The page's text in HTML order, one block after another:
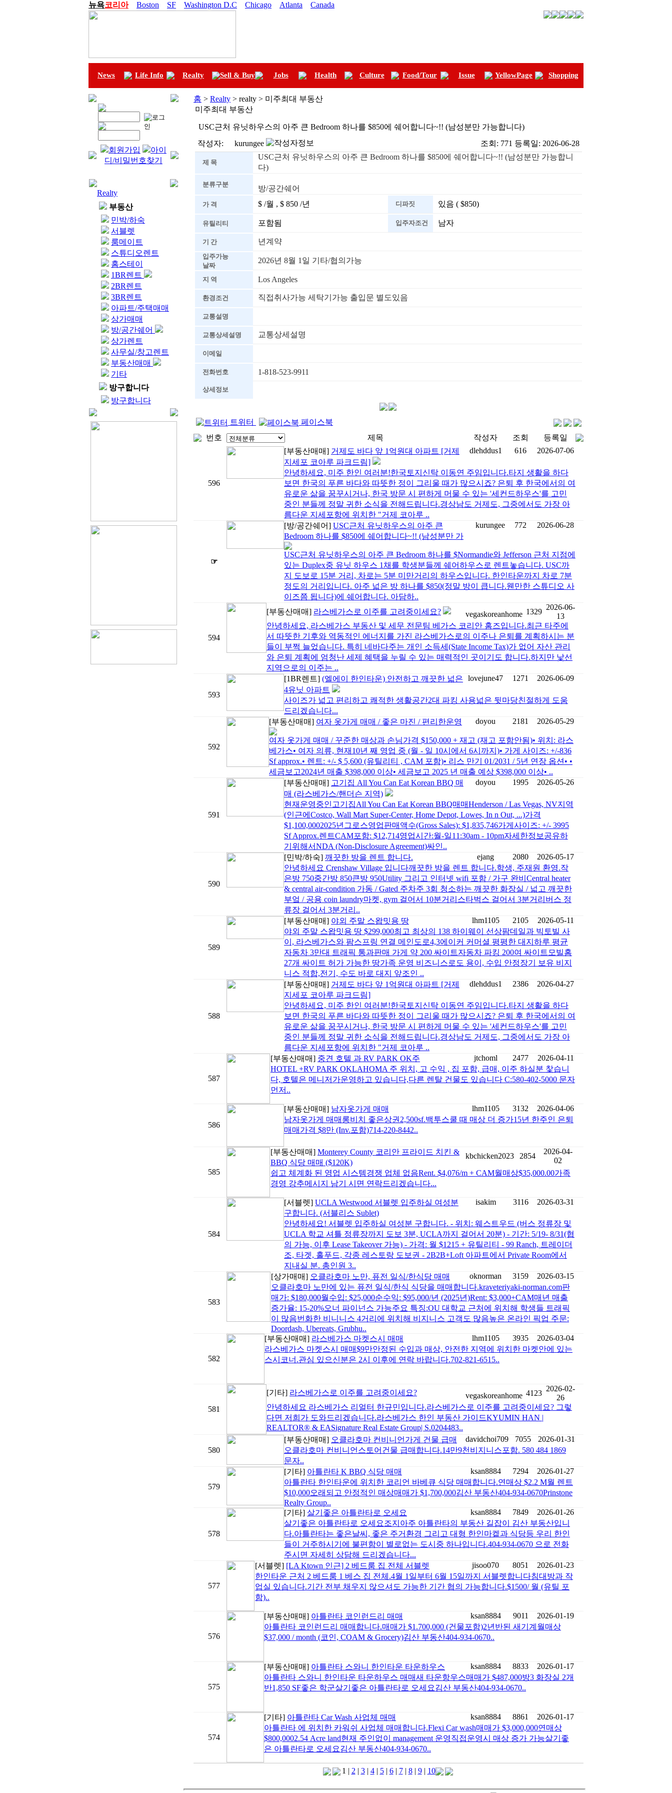
뉴욕코리아 Boston SF Washington D.C Chicago Atlanta Canada
News Life Info Realty Sell & Buy Jobs Health Culture Food/Tour Issue YellowPage Shopping
회원가입
아이
디/비밀번호찾기
Realty
부동산
민박/하숙
서블렛
룸메이트
스튜디오렌트
홈스테이
1BR렌트
2BR렌트
3BR렌트
아파트/주택매매
상가매매
방/공간쉐어
상가렌트
사무실/창고렌트
부동산매매
기타
방구합니다
방구합니다
홈 > Realty > realty > 미주최대 부동산
미주최대 부동산
USC근처 유닛하우스의 아주 큰 Bedroom 하나를 $850에 쉐어합니다~!! (남성분만 가능합니다)
작성자:
kurungee 조회: 771 등록일: 2026-06-28
제 목
USC근처 유닛하우스의 아주 큰 Bedroom 하나를 $850에 쉐어합니다~!! (남성분만 가능합니
다)
분류구분 방/공간쉐어
가 격 $ /월 , $ 850 /년 디파짓 있음 ( $850)
유틸리티 포함됨 입주자조건 남자
기 간 년계약
입주가능
날짜
2026년 8월 1일 기타/협의가능
지 역 Los Angeles
환경조건 직접취사가능 세탁기가능 출입문 별도있음
교통설명
교통상세설명 교통상세설명
이메일
전화번호 1-818-523-9911
상세정보
트위터
페이스북
번호
제목 작성자 조회 등록일
596
[부동산매매] 거제도 바다 앞 1억원대 아파트 [거제
지세포 코아루 파크드림]
dlehddus1 616 2026-07-06
안녕하세요, 미주 한인 여러분!한국토지신탁 이동연 주임입니다.타지 생활을 하다
보면 한국의 푸른 바다와 따뜻한 정이 그리울 때가 많으시죠? 은퇴 후 한국에서의 여
유로운 삶을 꿈꾸시거나, 한국 방문 시 편하게 머물 수 있는 '세컨드하우스'를 고민
중인 분들께 정말 귀한 소식을 전해드립니다.경상남도 거제도, 그중에서도 가장 아
름다운 지세포항에 위치한 "거제 코아루 ..
☞
[방/공간쉐어] USC근처 유닛하우스의 아주 큰
Bedroom 하나를 $850에 쉐어합니다~!! (남성분만 가
kurungee 772 2026-06-28
USC근처 유닛하우스의 아주 큰 Bedroom 하나를 $Normandie와 Jefferson 근처 지점에
있는 Duplex중 유닛 하우스 1채를 학생분들께 쉐어하우스로 렌트놓습니다. USC까
지 도보로 15분 거리, 차로는 5분 미만거리의 하우스입니다. 한인타운까지 차로 7분
정도의 거리입니다. 아주 넓은 방 하나를 $850(정말 방이 큽니다.웬만한 스튜디오 사
이즈쯤 됩니다)에 쉐어합니다. 아담하..
594
[부동산매매] 라스베가스로 이주를 고려중이세요? vegaskoreanhome 1329
2026-06-
13
안녕하세요, 라스베가스 부동산 및 세무 전문팀 베가스 코리안 홈즈입니다.최근 타주에
서 따뜻한 기후와 역동적인 에너지를 가진 라스베가스로의 이주나 은퇴를 계획하시는 분
들이 부쩍 늘었습니다. 특히 네바다주는 개인 소득세(State Income Tax)가 없어 자산 관리
와 은퇴 계획에 엄청난 세제 혜택을 누릴 수 있는 매력적인 곳이기도 합니다.하지만 낯선
지역으로의 이주는 ..
593
[1BR렌트] (엘에이 한인타운) 안전하고 깨끗한 넓은
4유닛 아파트
lovejune47 1271 2026-06-09
사이즈가 넓고 편리하고 쾌적한 생활공간2대 파킹 사용넓은 뒷마당친절하게 도움
드리겠습니다...
592
[부동산매매] 여자 옷가게 매매 / 좋은 마진 / 편리한운영 doyou 2181 2026-05-29
여자 옷가게 매매 / 꾸준한 매상과 손님가격 $150,000 + 재고 (재고 포함안됨)• 위치: 라스
베가스• 여자 의류, 현재10년 째 영업 중 (월 - 일 10시에서 6시까지)• 가게 사이즈: +/-836
Sf approx.• 렌트: +/- $ 5,600 (유틸리티 , CAM 포함)• 리스 만기 01/2031 / 5년 연장 옵션• •
세금보고2024년 매출 $398,000 이상• 세금보고 2025 년 매출 예상 $398,000 이상• ..
591
[부동산매매] 고기집 All You Can Eat Korean BBQ 매
매 (라스베가스/핸더슨 지역)
doyou 1995 2026-05-26
현재운영중인고기집All You Can Eat Korean BBQ매매Henderson / Las Vegas, NV지역
(인근에Costco, Wall Mart Super-Center, Home Depot, Lowes, In n Out, ...)가격
$1,100,0002025년그로스영업판매액수(Gross Sales): $1,835,746가게사이즈: +/- 3995
Sf Approx.렌트CAM포함: $12,714영업시간:월-일11:30am - 10pm자세한정보공유하
기위해서NDA (Non-Disclosure Agreement)싸인..
590
[민박/하숙] 깨끗한 방을 렌트 합니다. ejang 2080
2026-05-17
안녕하세요 Crenshaw Village 입니다깨끗한 방을 렌트 합니다.학생, 주재원 환영.작
은방 750중간방 850큰방 950Utility 그리고 인터넷 wifi 포함 / 가구 완비Central heater
& central air-condition 가동 / Gated 주차주 3회 청소하는 깨끗한 화장실 / 넓고 깨끗한
부엌 / 공용 coin laundry마켓, gym 걸어서 10분거리스타벅스 걸어서 3분거리버스 정
류장 걸어서 3분거리..
589
[부동산매매] 야외 주말 스왑밋용 땅 lhm1105 2105
2026-05-11
야외 주말 스왑밋용 땅 $299,000최고 최상의 138 하이웨이 선상팜데일과 빅토빌 사
이, 라스베가스와 팜스프링 연결 메인도로4,3에이커 커머셜 평평한 대지하루 평균
자동차 3만대 트래픽 통과판매 가게 약 200 싸이트자동차 파킹 200여 싸이트모빌홈
27개 싸이트 허가 가능한 땅가족 운영 비즈니스로도 용이, 수입 안정장기 보유 비지
니스 적합,전기, 수도 바로 대지 앞조인 ..
588
[부동산매매] 거제도 바다 앞 1억원대 아파트 [거제
지세포 코아루 파크드림]
dlehddus1 2386 2026-04-27
안녕하세요, 미주 한인 여러분!한국토지신탁 이동연 주임입니다.타지 생활을 하다
보면 한국의 푸른 바다와 따뜻한 정이 그리울 때가 많으시죠? 은퇴 후 한국에서의 여
유로운 삶을 꿈꾸시거나, 한국 방문 시 편하게 머물 수 있는 '세컨드하우스'를 고민
중인 분들께 정말 귀한 소식을 전해드립니다.경상남도 거제도, 그중에서도 가장 아
름다운 지세포항에 위치한 "거제 코아루 ..
587
[부동산매매] 중견 호텔 과 RV PARK OK주 jtchoml 2477
2026-04-11
HOTEL +RV PARK OKLAHOMA 주 위치, 고 수익 , 집 포함, 급매, 이주 하실분 찿습니
다, 호텔은 메니저가운영하고 있습니다,다른 렌탈 건물도 있습니다 C:580-402-5000 문자
먼저..
586
[부동산매매] 남자옷가게 매매 lhm1105 3132
2026-04-06
남자옷가게 매매롱비치 좋은상권2,500sf.백투스쿨 때 매상 더 증가15년 한주인 은퇴
매매가격 $8만 (Inv.포함)714-220-8442..
585
[부동산매매] Monterey County 코리안 프라이드 치킨 &
BBQ 식당 매매 ($120K)
kbchicken2023 2854
2026-04-
02
쉽고 체계화 된 영업 시스템경쟁 업체 없음Rent. $4,076/m + CAM월매상$35,000.00가족
경영 강추메시지 남기 시면 연락드리겠습니다...
584
[서블렛] UCLA Westwood 서블렛 입주하실 여성분
구합니다. (서블리스 Sublet)
isakim 3116 2026-03-31
안녕하세요! 서블렛 입주하실 여성분 구합니다. - 위치: 웨스트우드 (버스 정류장 및
UCLA 학교 셔틀 정류장까지 도보 3분, UCLA까지 걸어서 20분) - 기간: 5/19- 8/31(협
의 가능, 이후 Lease Takeover 가능) - 가격: 월 $1215 + 유틸리티 - 99 Ranch, 트레이더
조, 타겟, 홀푸드, 각종 레스토랑 도보권 - 2B2B+Loft 아파트에서 Private Room에서
지내실 분. 총인원 3..
583
[상가매매] 오클라호마 노만, 퓨전 일식/한식당 매매 oknorman 3159
2026-03-15
오클라호마 노만에 있는 퓨전 일식/한식 식당을 매매합니다.kraveteriyaki-norman.com판
매가: $180,000월수입: $25,000순수익: $95,000/년 (2025년)Rent: $3,000+CAM매년 매출
증가율: 15-20%오너 파이넌스 가능주요 특징:OU 대학교 근처에 위치해 학생들 트래픽
이 많음번화한 비니니스 4거리에 위치해 비지니스 고객도 많음높은 온라인 픽업 주문:
Doordash, Ubereats, Grubhu..
582
[부동산매매] 라스베가스 마켓스시 매매 lhm1105 3935
2026-03-04
라스베가스 마켓스시 매매$9만안정된 수입과 매상, 안전한 지역에 위치한 마켓안에 있는
스시코너.관심 있으신분은 2시 이후에 연락 바랍니다.702-821-6515..
581
[기타] 라스베가스로 이주를 고려중이세요? vegaskoreanhome 4123
2026-02-
26
안녕하세요 라스베가스 리얼터 한규민입니다.라스베가스로 이주를 고려중이세요? 그렇
다면 저희가 도와드리겠습니다.라스베가스 한인 부동산 가이드KYUMIN HAN |
REALTOR® & EASignature Real Estate Group| S.0204483..
580
[부동산매매] 오클라호마 컨비니언가게 건물 급매 davidchoi709 7055
2026-01-31
오클라호마 컨비니언스토어건물 급매합니다.14만9천비지니스포함. 580 484 1869
문자..
579
[기타] 아틀란타 K BBQ 식당 매매 ksan8884 7294
2026-01-27
아틀란타 한인타운에 위치한 코리언 바베큐 식당 매매합니다.연매상 $2.2 M월 렌트
$10,000오래되고 안정적인 매상매매가 $1,700,000김산 부동산404-934-0670Prinstone
Realty Group..
578
[기타] 살기좋은 아틀란타로 오세요 ksan8884 7849
2026-01-26
살기좋은 아틀란타로 오세요조지아주 아틀란타의 부동산 길잡이 김산 부동산입니
다.아틀란타는 좋은날씨, 좋은 주거환경 그리고 대형 한인마켙과 식당등 우리 한인
들이 거주하시기에 불편함이 별로없는 도시중 하나입니다.404-934-0670 으로 전화
주시면 자세히 상담해 드리겠습니다...
577
[서블렛] [LA Ktown 인근] 2 베드룸 집 전체 서블렛 jisoo070 8051
2026-01-23
한인타운 근처 2 베드룸 1 베스 집 전체.4월 1일부터 6월 15일까지 서블렛합니다침대방과 작
업실 있습니다.기간 전부 채우지 않으셔도 가능한 기간 협의 가능합니다.$1500/ 월 (유틸 포
함)..
576
[부동산매매] 아틀란타 코인런드리 매매 ksan8884 9011
2026-01-19
아틀란타 코인런드리 매매합니다.매매가 $1.700,000 (건물포함)2년반된 새기계월매상
$37,000 / month (코인, COAM & Grocery)김산 부동산404-934-0670..
575
[부동산매매] 아틀란타 스와니 한인타운 타운하우스 ksan8884 8833
2026-01-17
아틀란타 스와니 한인타운 타운하우스 매매새 타운항우스매매가 $487,000방3 화장실 2개
반1,850 SF좋은 학군살기좋은 아틀란타로 오세요김산 부동산404-934-0670..
574
[기타] 아틀란타 Car Wash 사업체 매매 ksan8884 8861
2026-01-17
아틀란타 에 위치한 카워쉬 사업체 매매합니다.Flexi Car wash매매가 $3,000,000연매상
$800,0002.54 Acre land현재 주인없이 management 운영직접운영시 매상 증가 가능살기좋
은 아틀란타로 오세요김산 부동산404-934-0670..
1 | 2 | 3| 4| 5| 6| 7| 8| 9| 10